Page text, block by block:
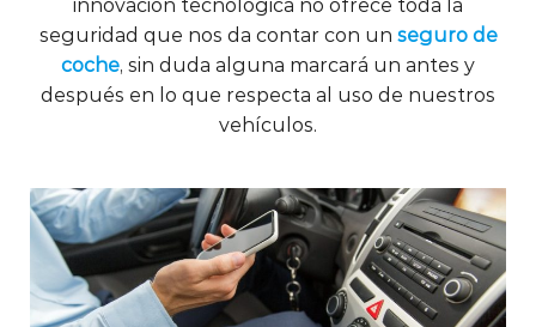
innovación tecnológica no ofrece toda la
seguridad que nos da contar con un seguro de
coche, sin duda alguna marcará un antes y
después en lo que respecta al uso de nuestros
vehículos.